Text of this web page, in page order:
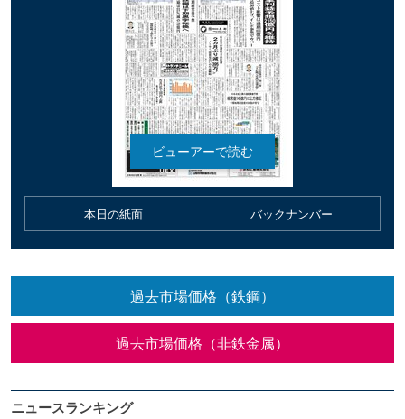
本日の紙面 バックナンバー
過去市場価格（鉄鋼）
過去市場価格（非鉄金属）
ニュースランキング